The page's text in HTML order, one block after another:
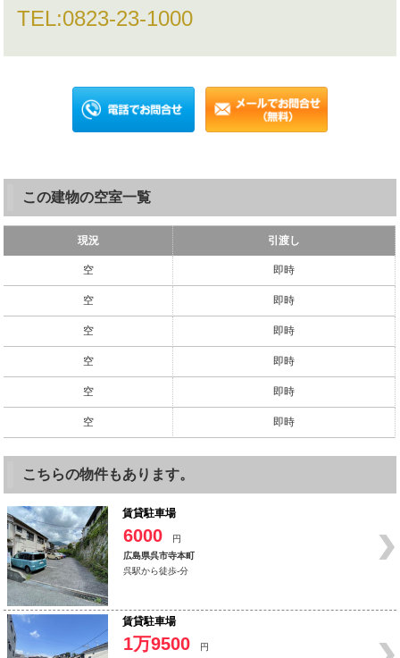
TEL:0823-23-1000
この建物の空室一覧
現況 引渡し
空 即時
空 即時
空 即時
空 即時
空 即時
空 即時
こちらの物件もあります。
賃貸駐車場
6000
円
広島県呉市寺本町
呉駅から徒歩-分
賃貸駐車場
1万9500
円